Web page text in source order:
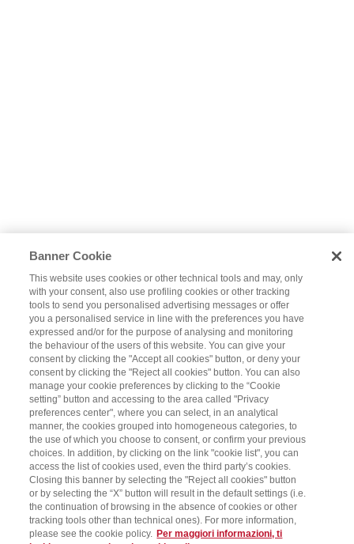
Banner Cookie
This website uses cookies or other technical tools and may, only
with your consent, also use profiling cookies or other tracking
tools to send you personalised advertising messages or offer
you a personalised service in line with the preferences you have
expressed and/or for the purpose of analysing and monitoring
the behaviour of the users of this website. You can give your
consent by clicking the "Accept all cookies" button, or deny your
consent by clicking the "Reject all cookies" button. You can also
manage your cookie preferences by clicking to the “Cookie
setting” button and accessing to the area called "Privacy
preferences center", where you can select, in an analytical
manner, the cookies grouped into homogeneous categories, to
the use of which you choose to consent, or confirm your previous
choices. In addition, by clicking on the link "cookie list", you can
access the list of cookies used, even the third party’s cookies.
Closing this banner by selecting the "Reject all cookies" button
or by selecting the “X” button will result in the default settings (i.e.
the continuation of browsing in the absence of cookies or other
tracking tools other than technical ones). For more information,
please see the cookie policy. Per maggiori informazioni, ti